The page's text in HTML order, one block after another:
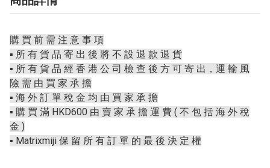
購 買 前 需 注 意 事 項
▪️ 所 有 貨 品 寄 出 後 將 不 設 退 款 退 貨
▪️ 所 有 貨 品 經 香 港 公 司 檢 查 後 方 可 寄 出，運 輸 風
險 需 由 買 家 承 擔
▪️ 海 外 訂 單 稅 金 均 由 買 家 承 擔
▪️ 購 買 滿 HKD600 由 賣 家 承 擔 運 費 ( 不 包 括 海 外 稅
金 )
▪️ Matrixmiji 保 留 所 有 訂 單 的 最 後 決 定 權